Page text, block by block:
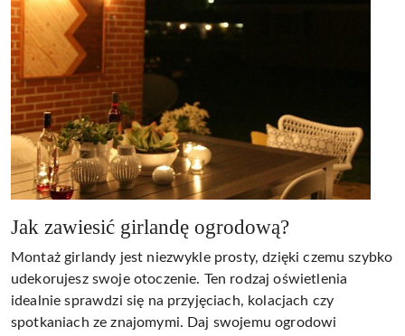
Jak zawiesić girlandę ogrodową?
Montaż girlandy jest niezwykle prosty, dzięki czemu szybko
udekorujesz swoje otoczenie. Ten rodzaj oświetlenia
idealnie sprawdzi się na przyjęciach, kolacjach czy
spotkaniach ze znajomymi. Daj swojemu ogrodowi